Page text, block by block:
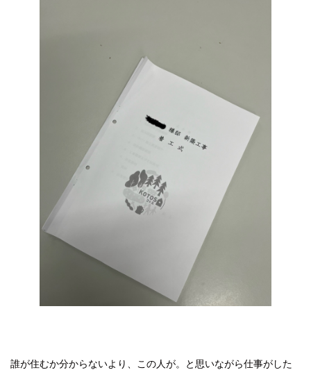
誰が住むか分からないより、この人が。と思いながら仕事がした